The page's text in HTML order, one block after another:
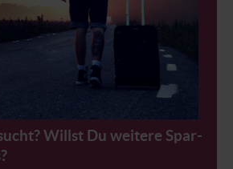
Willst Du weitere Spar-